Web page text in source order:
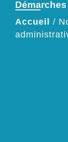
Accueil /